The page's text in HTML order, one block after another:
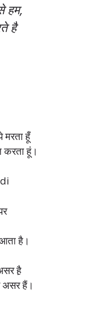
हम,
है
मरता हूँ
करता हूं।
है।
है़
असर हैं।